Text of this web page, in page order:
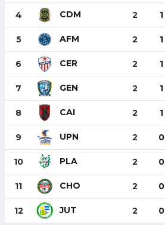
4 CDM 2 1
5 AFM 2 1
6 CER 2 1
7 GEN 2 1
8 CAI 2 1
9 UPN 2 0
10 PLA 2 0
11 CHO 2 0
12 JUT 2 0